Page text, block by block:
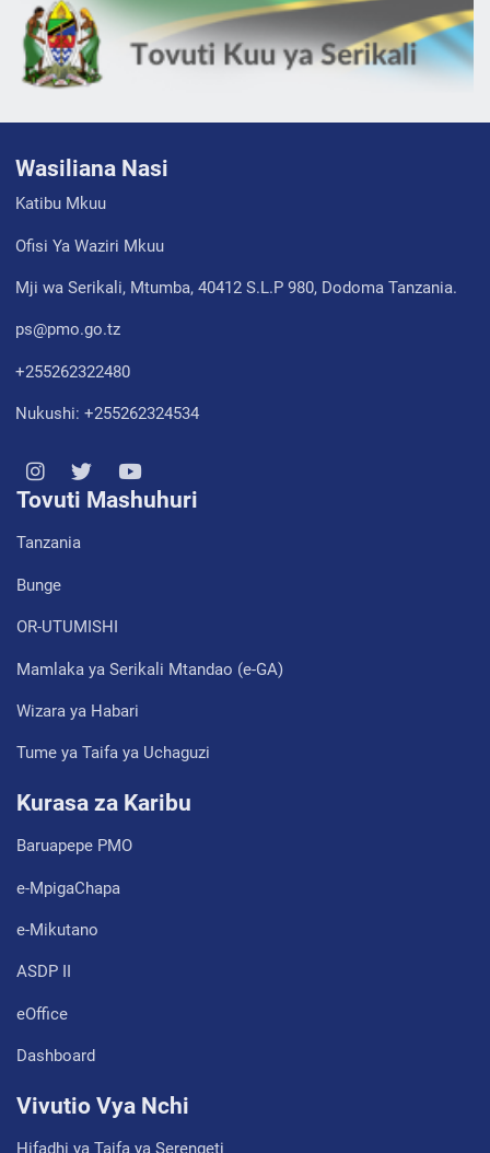
Wasiliana Nasi
Katibu Mkuu
Ofisi Ya Waziri Mkuu
Mji wa Serikali, Mtumba, 40412 S.L.P 980, Dodoma Tanzania.
ps@pmo.go.tz
+255262322480
Nukushi: +255262324534
Tovuti Mashuhuri
Tanzania
Bunge
OR-UTUMISHI
Mamlaka ya Serikali Mtandao (e-GA)
Wizara ya Habari
Tume ya Taifa ya Uchaguzi
Kurasa za Karibu
Baruapepe PMO
e-MpigaChapa
e-Mikutano
ASDP II
eOffice
Dashboard
Vivutio Vya Nchi
Hifadhi ya Taifa ya Serengeti